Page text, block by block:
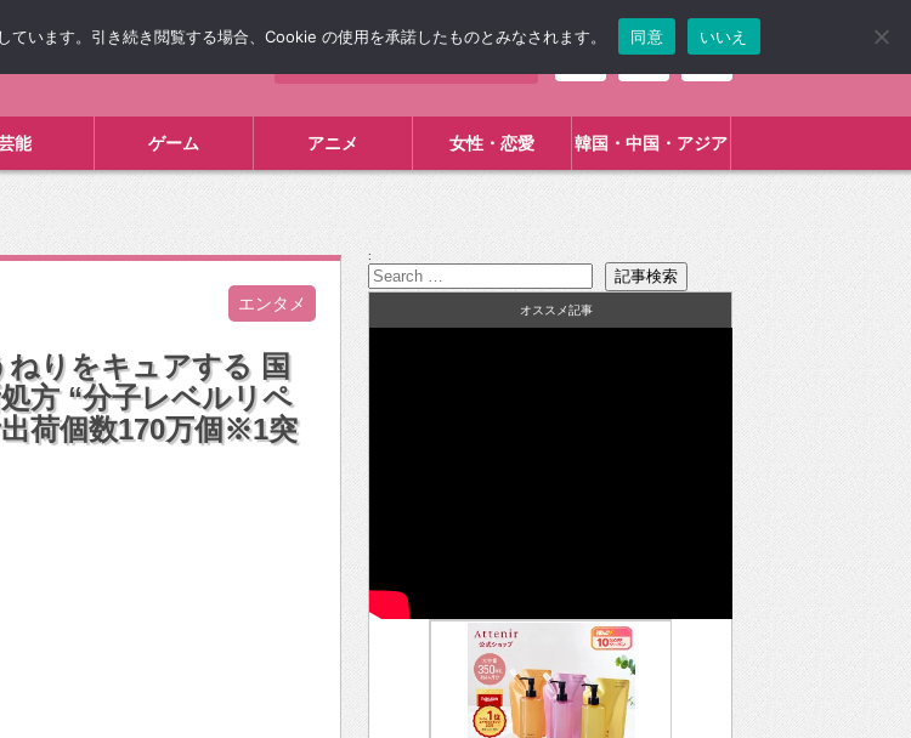
能 ゲーム アニメ 女性・恋愛 韓国・中国・アジア
エンタメ
りをキュアする 国
方 “分子レベルリペ
荷個数170万個※1突
:
オススメ記事
います。引き続き閲覧する場合、Cookie の使用を承諾したものとみなされます。 同意 いいえ